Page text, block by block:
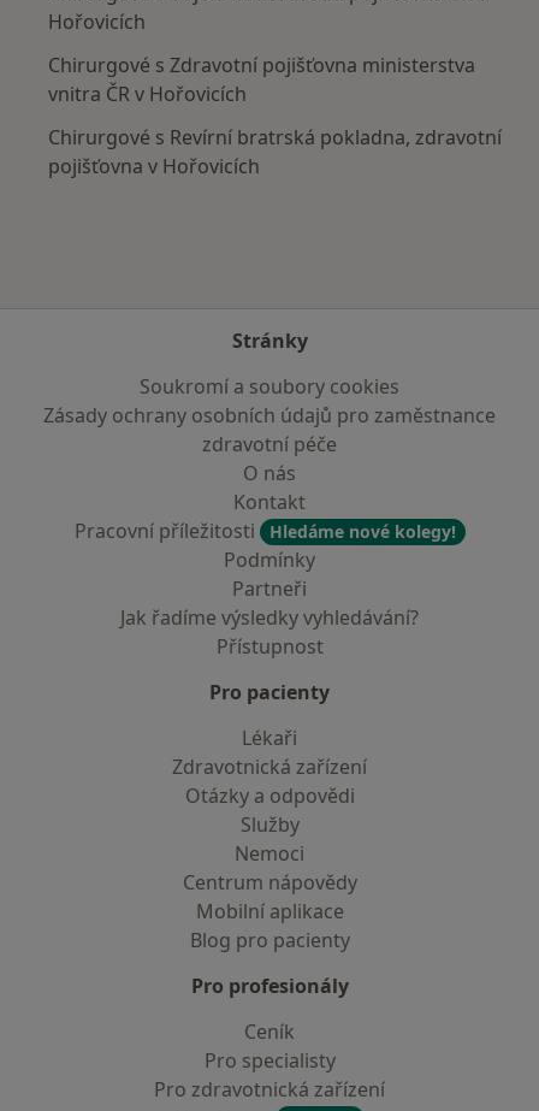
Hořovicích
Chirurgové s Zdravotní pojišťovna ministerstva
vnitra ČR v Hořovicích
Chirurgové s Revírní bratrská pokladna, zdravotní
pojišťovna v Hořovicích
Stránky
Soukromí a soubory cookies
Zásady ochrany osobních údajů pro zaměstnance
zdravotní péče
O nás
Kontakt
Pracovní příležitosti
Hledáme nové kolegy!
Podmínky
Partneři
Jak řadíme výsledky vyhledávání?
Přístupnost
Pro pacienty
Lékaři
Zdravotnická zařízení
Otázky a odpovědi
Služby
Nemoci
Centrum nápovědy
Mobilní aplikace
Blog pro pacienty
Pro profesionály
Ceník
Pro specialisty
Pro zdravotnická zařízení